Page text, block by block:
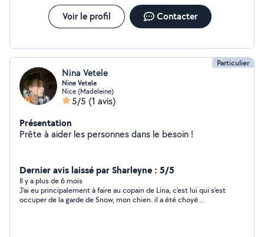
Voir le profil Contacter
Particulier
Nina Vetele
Nine Vetele
Nice (Madeleine)
5/5 (1 avis)
Présentation
Prête à aider les personnes dans le besoin !
Dernier avis laissé par Sharleyne : 5/5
Il y a plus de 6 mois
J'ai eu principalement à faire au copain de Lina, c'est lui qui s'est
occuper de la garde de Snow, mon chien. il a été choyé